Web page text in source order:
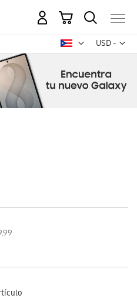
USD -
dólar
Mi carrito